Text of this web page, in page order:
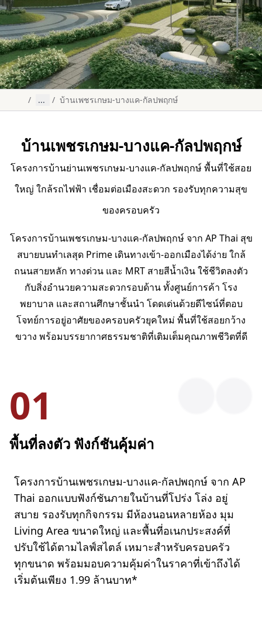
/ ... / บ้านเพชรเกษม-บางแค-กัลปพฤกษ์
บ้านเพชรเกษม-บางแค-กัลปพฤกษ์
โครงการบ้านย่านเพชรเกษม-บางแค-กัลปพฤกษ์ พื้นที่ใช้สอย
ใหญ่ ใกล้รถไฟฟ้า เชื่อมต่อเมืองสะดวก รองรับทุกความสุข
ของครอบครัว
โครงการบ้านเพชรเกษม-บางแค-กัลปพฤกษ์ จาก AP Thai สุข
สบายบนทำเลสุด Prime เดินทางเข้า-ออกเมืองได้ง่าย ใกล้
ถนนสายหลัก ทางด่วน และ MRT สายสีน้ำเงิน ใช้ชีวิตลงตัว
กับสิ่งอำนวยความสะดวกรอบด้าน ทั้งศูนย์การค้า โรง
พยาบาล และสถานศึกษาชั้นนำ โดดเด่นด้วยดีไซน์ที่ตอบ
โจทย์การอยู่อาศัยของครอบครัวยุคใหม่ พื้นที่ใช้สอยกว้าง
ขวาง พร้อมบรรยากาศธรรมชาติที่เติมเต็มคุณภาพชีวิตที่ดี
01
พื้นที่ลงตัว ฟังก์ชันคุ้มค่า
โครงการบ้านเพชรเกษม-บางแค-กัลปพฤกษ์ จาก AP
Thai ออกแบบฟังก์ชันภายในบ้านที่โปร่ง โล่ง อยู่
สบาย รองรับทุกกิจกรรม มีห้องนอนหลายห้อง มุม
Living Area ขนาดใหญ่ และพื้นที่อเนกประสงค์ที่
ปรับใช้ได้ตามไลฟ์สไตล์ เหมาะสำหรับครอบครัว
ทุกขนาด พร้อมมอบความคุ้มค่าในราคาที่เข้าถึงได้
เริ่มต้นเพียง 1.99 ล้านบาท*